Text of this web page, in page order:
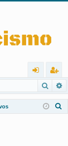
ra
r
eg
ist
ra